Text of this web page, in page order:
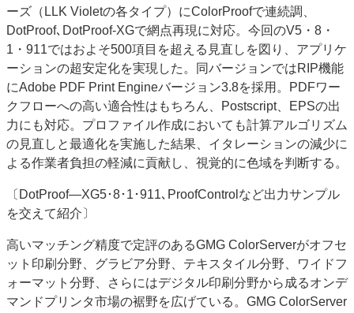
ーズ（LLK Violetの各タイプ）にColorProofで連続調、
DotProof､DotProof‐XGで網点再現に対応。今回のV5・8・
1・911ではおよそ500項目を超える見直しを図り、アプリケ
ーションの超安定化を実現した。同バージョンではRIP機能
にAdobe PDF Print Engineバージョン3.8を採用。PDFワー
クフローへの高い適合性はもちろん、Postscript、EPSの出
力にも対応。プロファイル作成においても計算アルゴリズム
の見直しと最適化を実施した結果、イタレーションの減少に
よる作業者負担の軽減に貢献し、視覚的に色域を判断する。
〔DotProof―XG5･8･1･911､ProofControlなど出力サンプル
を交えて紹介〕
高いマッチング精度で定評のあるGMG ColorServerがオフセ
ット印刷分野、グラビア分野、テキスタイル分野、ワイドフ
ォーマット分野、さらにはデジタル印刷分野から成るオンデ
マンドプリンタ市場の裾野を広げている。GMG ColorServer